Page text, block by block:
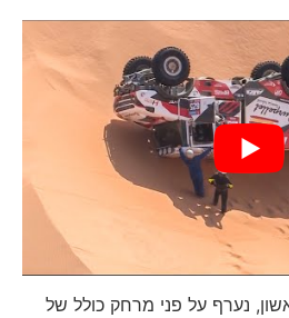
נערף על פני מרחק כולל של